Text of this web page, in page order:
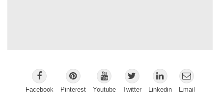
Facebook Pinterest Youtube Twitter Linkedin Email